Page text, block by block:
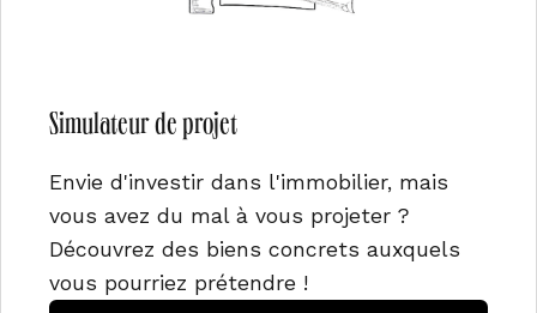
Simulateur de projet
Envie d'investir dans l'immobilier, mais
vous avez du mal à vous projeter ?
Découvrez des biens concrets auxquels
vous pourriez prétendre !